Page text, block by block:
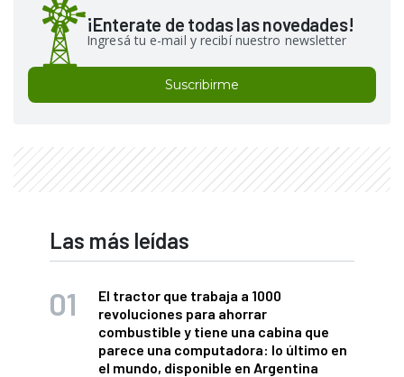
¡Enterate de todas las novedades!
Ingresá tu e-mail y recibí nuestro newsletter
Suscribirme
Las más leídas
El tractor que trabaja a 1000
revoluciones para ahorrar
combustible y tiene una cabina que
parece una computadora: lo último en
el mundo, disponible en Argentina